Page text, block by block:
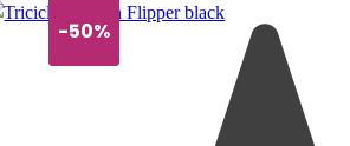
-50%
-50%